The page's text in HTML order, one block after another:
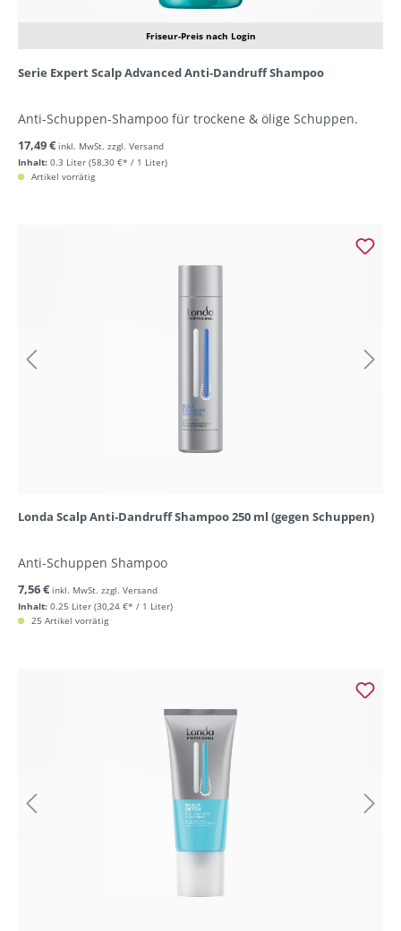
Friseur-Preis nach Login
Serie Expert Scalp Advanced Anti-Dandruff Shampoo
Anti-Schuppen-Shampoo für trockene & ölige Schuppen.
Inhalt: 0.3 Liter (58,30 €* / 1 Liter)
17,49 € inkl. MwSt. zzgl. Versand
Artikel vorrätig
Londa Scalp Anti-Dandruff Shampoo 250 ml (gegen Schuppen)
Anti-Schuppen Shampoo
Inhalt: 0.25 Liter (30,24 €* / 1 Liter)
7,56 € inkl. MwSt. zzgl. Versand
25 Artikel vorrätig